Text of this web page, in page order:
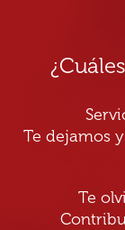
Te dejamos
Te